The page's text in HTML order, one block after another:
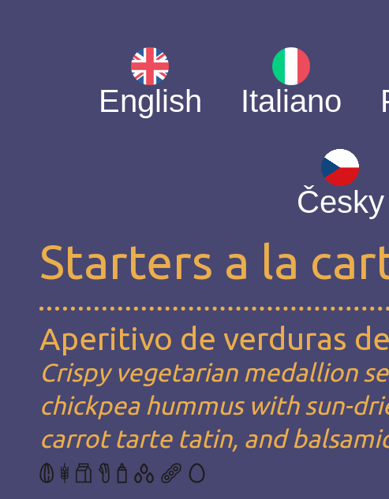
English Italiano
Česky
Starters a la
Aperitivo de verduras
Crispy vegetarian medallion
chickpea hummus with sun-
carrot tarte tatin, and